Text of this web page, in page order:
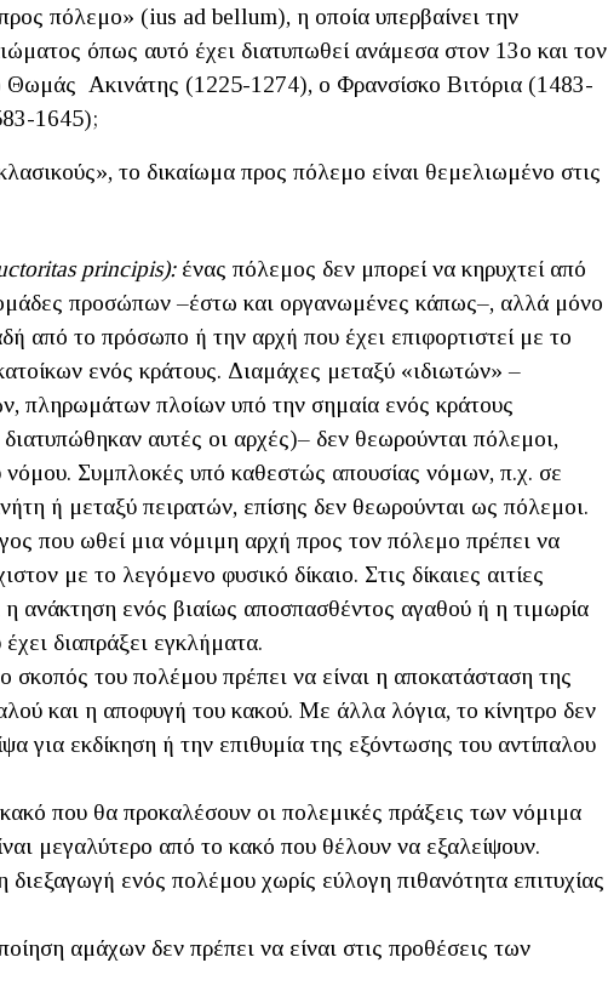
πόλεμο» (ius ad bellum), η οποία υπερβαίνει την
όπως αυτό έχει διατυπωθεί ανάμεσα στον 13ο και τον
Θωμάς Ακινάτης (1225-1274), ο Φρανσίσκο Βιτόρια (1483-
1645);
το δικαίωμα προς πόλεμο είναι θεμελιωμένο στις
principis): ένας πόλεμος δεν μπορεί να κηρυχτεί από
προσώπων –έστω και οργανωμένες κάπως–, αλλά μόνο
από το πρόσωπο ή την αρχή που έχει επιφορτιστεί με το
ενός κράτους. Διαμάχες μεταξύ «ιδιωτών» –
πληρωμάτων πλοίων υπό την σημαία ενός κράτους
αυτές οι αρχές)– δεν θεωρούνται πόλεμοι,
Συμπλοκές υπό καθεστώς απουσίας νόμων, π.χ. σε
ή μεταξύ πειρατών, επίσης δεν θεωρούνται ως πόλεμοι.
που ωθεί μια νόμιμη αρχή προς τον πόλεμο πρέπει να
με το λεγόμενο φυσικό δίκαιο. Στις δίκαιες αιτίες
ανάκτηση ενός βιαίως αποσπασθέντος αγαθού ή η τιμωρία
διαπράξει εγκλήματα.
σκοπός του πολέμου πρέπει να είναι η αποκατάσταση της
και η αποφυγή του κακού. Με άλλα λόγια, το κίνητρο δεν
για εκδίκηση ή την επιθυμία της εξόντωσης του αντίπαλου
που θα προκαλέσουν οι πολεμικές πράξεις των νόμιμα
μεγαλύτερο από το κακό που θέλουν να εξαλείψουν.
διεξαγωγή ενός πολέμου χωρίς εύλογη πιθανότητα επιτυχίας
αμάχων δεν πρέπει να είναι στις προθέσεις των